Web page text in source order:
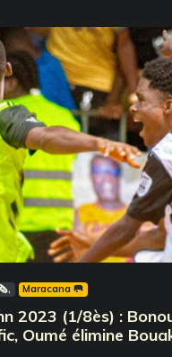
Maracana 🥅
2023 (1/8ès) :
Oumé élimine